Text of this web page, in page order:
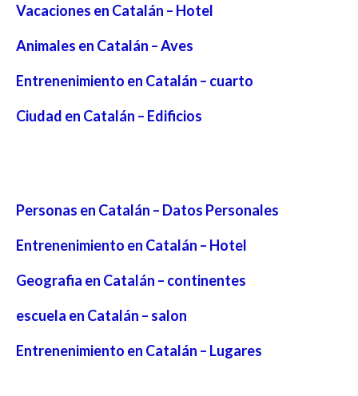
Vacaciones en Catalán – Hotel
Animales en Catalán – Aves
Entrenenimiento en Catalán – cuarto
Ciudad en Catalán – Edificios
Personas en Catalán – Datos Personales
Entrenenimiento en Catalán – Hotel
Geografia en Catalán – continentes
escuela en Catalán – salon
Entrenenimiento en Catalán – Lugares